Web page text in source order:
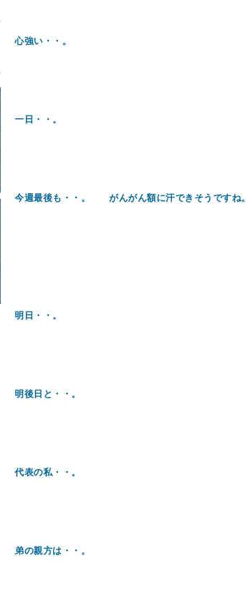
心強い・・。
一日・・。
今週最後も・・。 がんがん額に汗できそうですね。
明日・・。
明後日と・・。
代表の私・・。
弟の親方は・・。